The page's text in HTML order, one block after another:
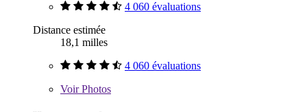
4 060 évaluations
Distance estimée
18,1 milles
4 060 évaluations
VoirPhotos